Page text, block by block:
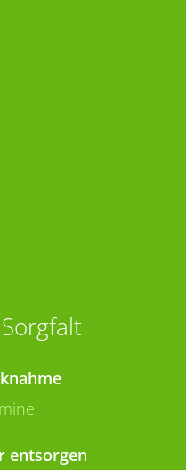
entsorgen